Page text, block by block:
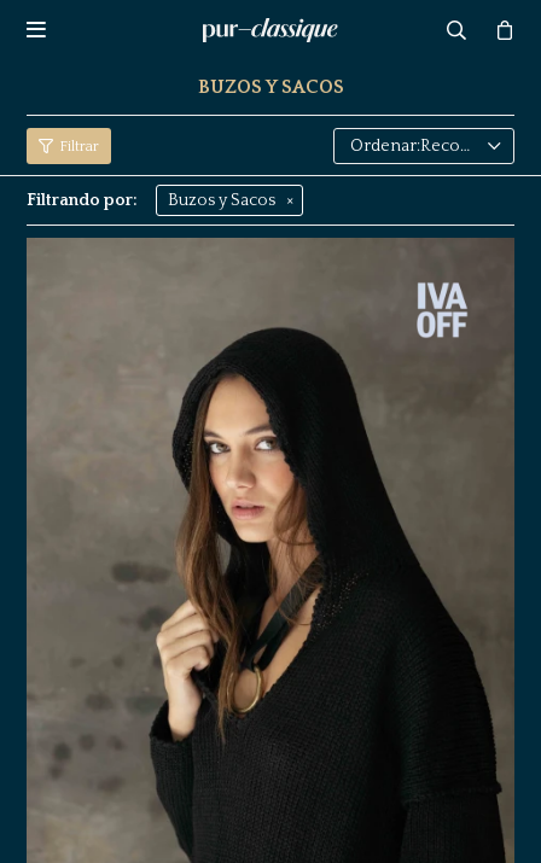

BUZOS Y SACOS
Recomendados
Filtrando por: Buzos y Sacos